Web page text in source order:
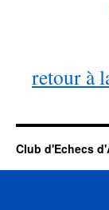
retour à
Club d'Echecs